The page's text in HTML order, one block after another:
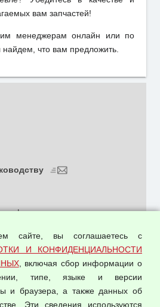
вам запчастей!
менеджерам онлайн или по
что вам предложить.
персональных данных
продажи
сайте, вы соглашаетесь с
И КОНФИДЕНЦИАЛЬНОСТИ
, включая сбор информации о
типе, языке и версии
и браузера, а также данных об
Эти сведения используются